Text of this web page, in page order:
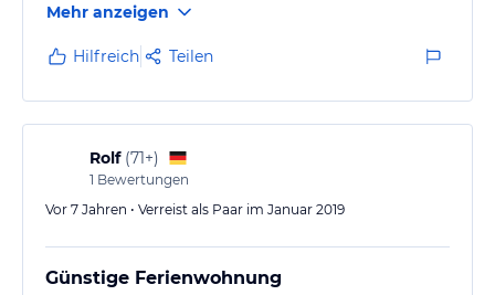
Hilfsbereitschaft der Gastgeber verlassen. Ich wusste
nicht, wie schwierig es ist, für zb. die Rückfahrt von
einem Restaurant nachts ein Taxi zu bekommen.
Mehr anzeigen
Hilfreich Teilen
Rolf (71+)
1 Bewertungen
Vor 7 Jahren • Verreist als Paar im Januar 2019
Günstige Ferienwohnung